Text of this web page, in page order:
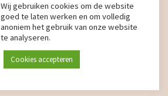
Wij gebruiken cookies om de website
goed te laten werken en om volledig
anoniem het gebruik van onze website
te analyseren.
Cookies accepteren